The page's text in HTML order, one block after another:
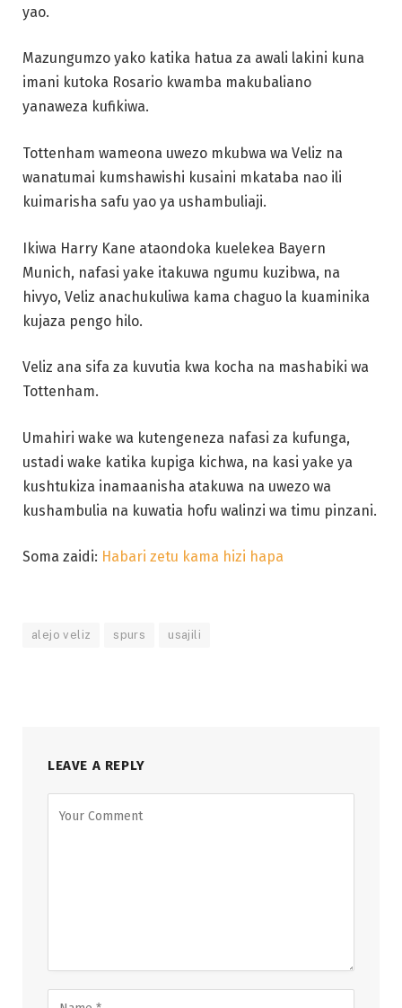
yao.
Mazungumzo yako katika hatua za awali lakini kuna
imani kutoka Rosario kwamba makubaliano
yanaweza kufikiwa.
Tottenham wameona uwezo mkubwa wa Veliz na
wanatumai kumshawishi kusaini mkataba nao ili
kuimarisha safu yao ya ushambuliaji.
Ikiwa Harry Kane ataondoka kuelekea Bayern
Munich, nafasi yake itakuwa ngumu kuzibwa, na
hivyo, Veliz anachukuliwa kama chaguo la kuaminika
kujaza pengo hilo.
Veliz ana sifa za kuvutia kwa kocha na mashabiki wa
Tottenham.
Umahiri wake wa kutengeneza nafasi za kufunga,
ustadi wake katika kupiga kichwa, na kasi yake ya
kushtukiza inamaanisha atakuwa na uwezo wa
kushambulia na kuwatia hofu walinzi wa timu pinzani.
Soma zaidi: Habari zetu kama hizi hapa
alejo veliz spurs usajili
LEAVE A REPLY